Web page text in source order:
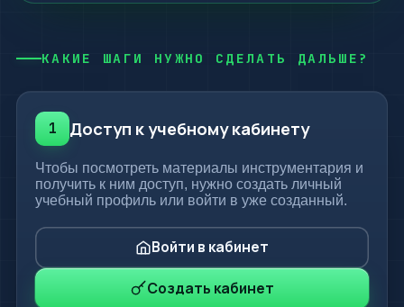
КАКИЕ ШАГИ НУЖНО СДЕЛАТЬ ДАЛЬШЕ?
1 Доступ к учебному кабинету
Чтобы посмотреть материалы инструментария и
получить к ним доступ, нужно создать личный
учебный профиль или войти в уже созданный.
Войти в кабинет
Создать кабинет